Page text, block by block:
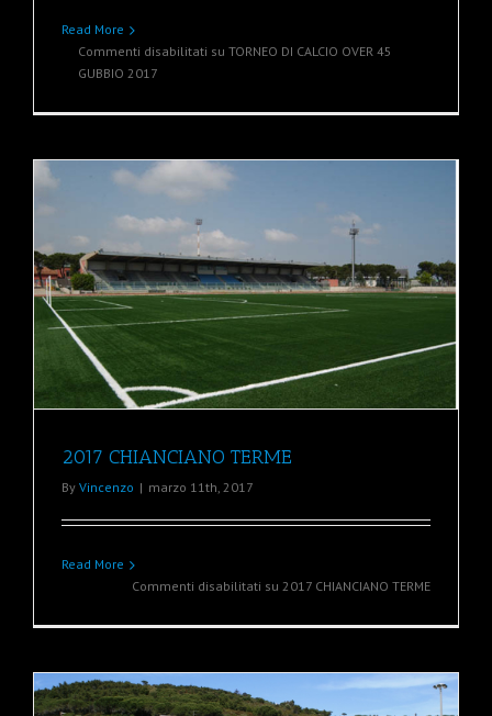
Read More
Commenti disabilitati su TORNEO DI CALCIO OVER 45
GUBBIO 2017
2017 CHIANCIANO TERME
By Vincenzo | marzo 11th, 2017
Read More
Commenti disabilitati su 2017 CHIANCIANO TERME